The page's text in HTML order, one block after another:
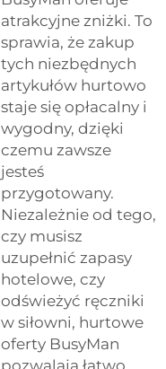
atrakcyjne zniżki. To
sprawia, że zakup
tych niezbędnych
artykułów hurtowo
staje się opłacalny i
wygodny, dzięki
czemu zawsze
jesteś
przygotowany.
Niezależnie od tego,
czy musisz
uzupełnić zapasy
hotelowe, czy
odświeżyć ręczniki
w siłowni, hurtowe
oferty BusyMan
pozwalają łatwo